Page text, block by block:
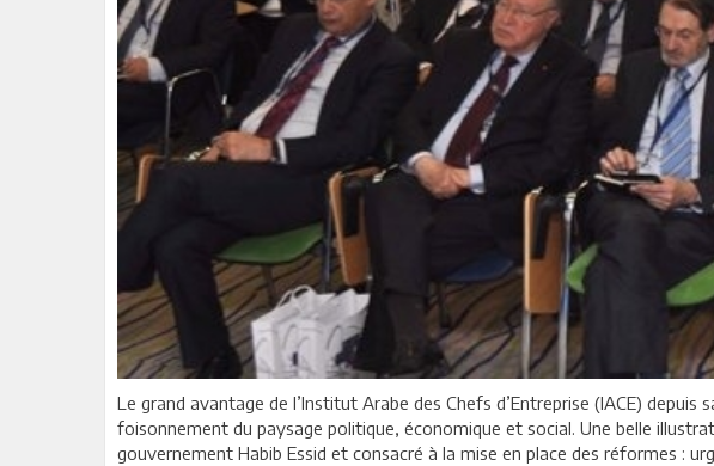
Le grand avantage de l’Institut Arabe des Chefs d’Entreprise (IACE)
foisonnement du paysage politique, économique et social. Une belle
gouvernement Habib Essid et consacré à la mise en place des réformes :